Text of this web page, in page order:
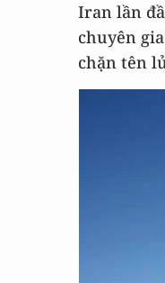
Iran lần
chuyên
chặn tên